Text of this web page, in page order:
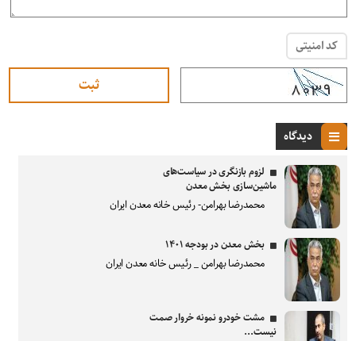
کد امنیتی
دیدگاه
لزوم بازنگری در سیاست‌های
ماشین‌سازی بخش معدن
محمدرضا بهرامن- رئیس خانه معدن ایران
بخش معدن در بودجه ۱۴۰۱
محمدرضا بهرامن _ رئیس خانه معدن ایران
مشت خودرو نمونه خروار صمت
نیست...